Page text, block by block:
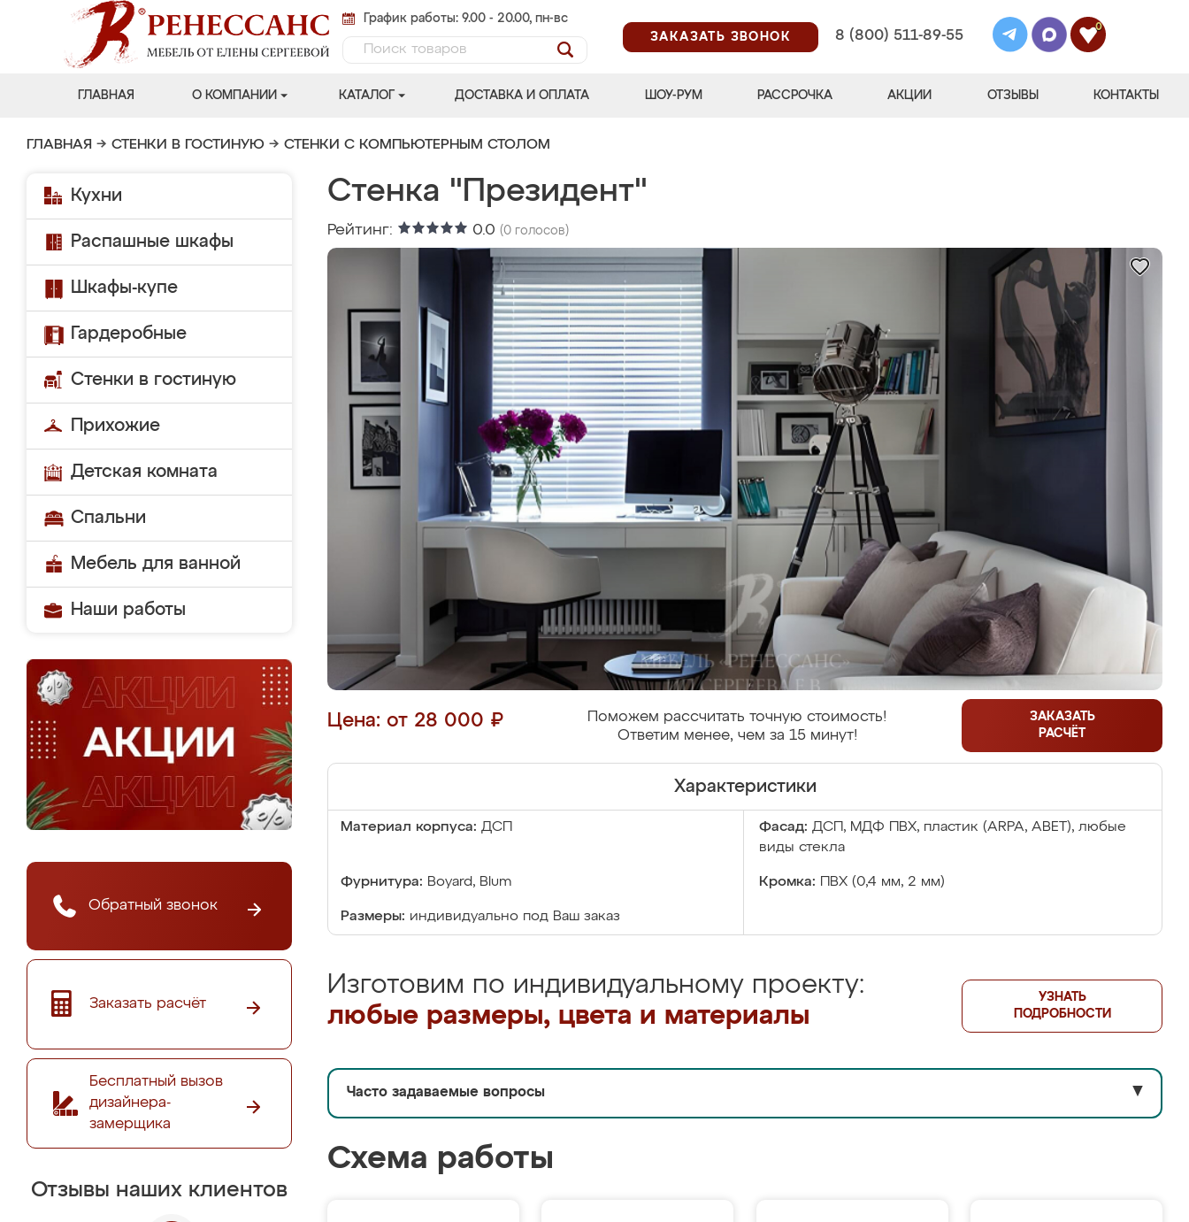
График работы: 9.00 - 20.00, пн-вс
ЗАКАЗАТЬ ЗВОНОК
8 (800) 511-89-55
0
ГЛАВНАЯ О КОМПАНИИ КАТАЛОГ ДОСТАВКА И ОПЛАТА ШОУ-РУМ РАССРОЧКА АКЦИИ ОТЗЫВЫ КОНТАКТЫ
ГЛАВНАЯ → СТЕНКИ В ГОСТИНУЮ → СТЕНКИ С КОМПЬЮТЕРНЫМ СТОЛОМ
Кухни
Распашные шкафы
Шкафы-купе
Гардеробные
Стенки в гостиную
Прихожие
Детская комната
Спальни
Мебель для ванной
Наши работы
Обратный звонок
Заказать расчёт
Бесплатный вызов
дизайнера-
замерщика
Отзывы наших клиентов
Стенка "Президент"
Рейтинг: 0.0 (0 голосов)
Цена: от 28 000 ₽
Поможем рассчитать точную стоимость!
Ответим менее, чем за 15 минут!
ЗАКАЗАТЬ
РАСЧЁТ
Характеристики
Материал корпуса: ДСП Фасад: ДСП, МДФ ПВХ, пластик (ARPA, ABET), любые
виды стекла
Фурнитура: Boyard, Blum Кромка: ПВХ (0,4 мм, 2 мм)
Размеры: индивидуально под Ваш заказ
Изготовим по индивидуальному проекту:
любые размеры, цвета и материалы
УЗНАТЬ
ПОДРОБНОСТИ
Часто задаваемые вопросы ▼
Схема работы